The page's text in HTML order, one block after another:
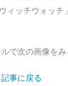
ィッチウォッチ
で次の画像を
記事に戻る